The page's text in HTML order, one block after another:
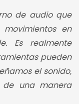
de audio que
en
Es realmente
pueden
el sonido,
de una manera